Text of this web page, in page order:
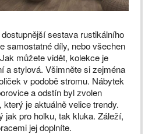
sestava rustikálního
samostatné díly, nebo všechen
můžete vidět, kolekce je
a stylová. Všimněte si zejména
v podobě stromu. Nábytek
a odstín byl zvolen
je aktuálně velice trendy.
jak pro holku, tak kluka. Záleží,
jej doplníte.